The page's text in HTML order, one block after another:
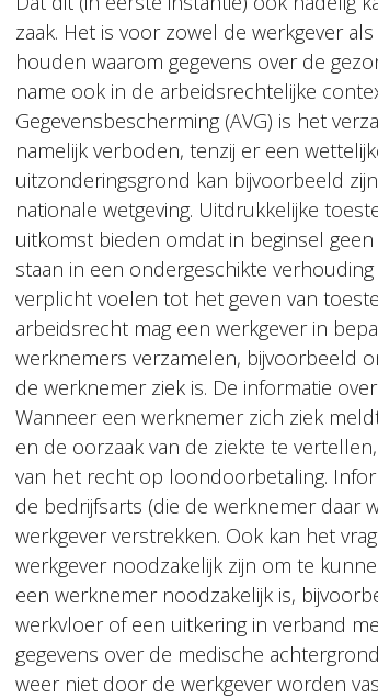
zaak. Het is voor zowel de werkgever
houden waarom gegevens over de
name ook in de arbeidsrechtelijke
Gegevensbescherming (AVG) is het
namelijk verboden, tenzij er een
uitzonderingsgrond kan bijvoorbeeld
nationale wetgeving. Uitdrukkelijke
uitkomst bieden omdat in beginsel
staan in een ondergeschikte
verplicht voelen tot het geven van
arbeidsrecht mag een werkgever in
werknemers verzamelen, bijvoorbeeld
de werknemer ziek is. De informatie
Wanneer een werknemer zich ziek
en de oorzaak van de ziekte te
van het recht op loondoorbetaling.
de bedrijfsarts (die de werknemer daar
werkgever verstrekken. Ook kan het
werkgever noodzakelijk zijn om te
een werknemer noodzakelijk is,
werkvloer of een uitkering in verband
gegevens over de medische
weer niet door de werkgever worden